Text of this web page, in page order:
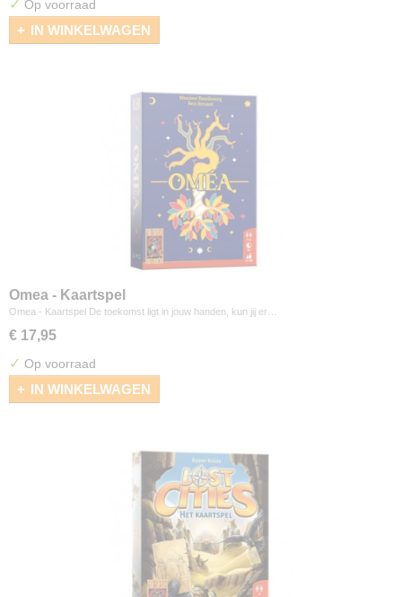
✓ Op voorraad
IN WINKELWAGEN
Omea - Kaartspel
Omea - Kaartspel De toekomst ligt in jouw handen, kun jij er…
€ 17,95
✓ Op voorraad
IN WINKELWAGEN